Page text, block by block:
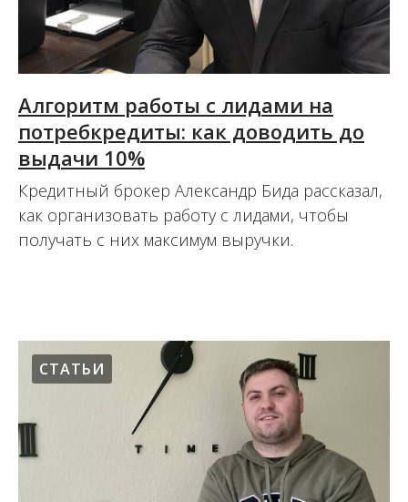
Алгоритм работы с лидами на
потребкредиты: как доводить до
выдачи 10%
Кредитный брокер Александр Бида рассказал,
как организовать работу с лидами, чтобы
получать с них максимум выручки.
СТАТЬИ